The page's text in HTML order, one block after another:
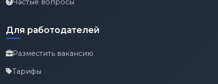
Частые вопросы
Для работодателей
Разместить вакансию
Тарифы